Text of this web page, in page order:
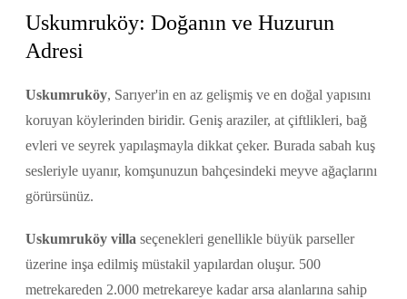
Uskumruköy: Doğanın ve Huzurun
Adresi
Uskumruköy, Sarıyer'in en az gelişmiş ve en doğal yapısını
koruyan köylerinden biridir. Geniş araziler, at çiftlikleri, bağ
evleri ve seyrek yapılaşmayla dikkat çeker. Burada sabah kuş
sesleriyle uyanır, komşunuzun bahçesindeki meyve ağaçlarını
görürsünüz.
Uskumruköy villa seçenekleri genellikle büyük parseller
üzerine inşa edilmiş müstakil yapılardan oluşur. 500
metrekareden 2.000 metrekareye kadar arsa alanlarına sahip